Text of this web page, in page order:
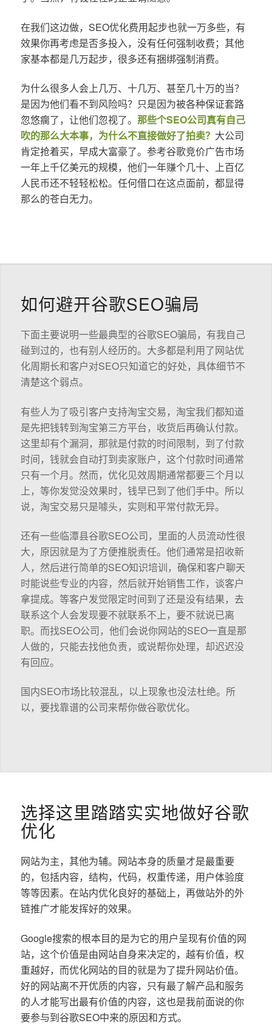
在我们这边做，SEO优化费用起步也就一万多些，有
效果你再考虑是否多投入，没有任何强制收费；其他
家基本都是几万起步，很多还有捆绑强制消费。
为什么很多人会上几万、十几万、甚至几十万的当？
是因为他们看不到风险吗？只是因为被各种保证套路
忽悠瘸了，让他们忽视了。 那些个SEO公司真有自己
吹的那么大本事，为什么不直接做好了拍卖？ 大公司
肯定抢着买，早成大富豪了。参考谷歌竞价广告市场
一年上千亿美元的规模，他们一年赚个几十、上百亿
人民币还不轻轻松松。任何借口在这点面前，都显得
那么的苍白无力。
如何避开谷歌SEO骗局
下面主要说明一些最典型的谷歌SEO骗局，有我自己
碰到过的，也有别人经历的。大多都是利用了网站优
化周期长和客户对SEO只知道它的好处，具体细节不
清楚这个弱点。
有些人为了吸引客户支持淘宝交易，淘宝我们都知道
是先把钱转到淘宝第三方平台，收货后再确认付款。
这里却有个漏洞，那就是付款的时间限制，到了付款
时间，钱就会自动打到卖家账户，这个付款时间通常
只有一个月。然而，优化见效周期通常都要三个月以
上，等你发觉没效果时，钱早已到了他们手中。所以
说，淘宝交易只是噱头，实则和平常付款无异。
还有一些临潭县谷歌SEO公司，里面的人员流动性很
大，原因就是为了方便推脱责任。他们通常是招收新
人，然后进行简单的SEO知识培训，确保和客户聊天
时能说些专业的内容，然后就开始销售工作，谈客户
拿提成。等客户发觉限定时间到了还是没有结果，去
联系这个人会发现要不就联系不上，要不就说已离
职。而找SEO公司，他们会说你网站的SEO一直是那
人做的，只能去找他负责，或说帮你处理，却迟迟没
有回应。
国内SEO市场比较混乱，以上现象也没法杜绝。所
以，要找靠谱的公司来帮你做谷歌优化。
选择这里踏踏实实地做好谷歌
优化
网站为主，其他为辅。网站本身的质量才是最重要
的，包括内容，结构，代码，权重传递，用户体验度
等等因素。在站内优化良好的基础上，再做站外的外
链推广才能发挥好的效果。
Google搜索的根本目的是为它的用户呈现有价值的网
站，这个价值是由网站自身来决定的，越有价值，权
重越好，而优化网站的目的就是为了提升网站价值。
好的网站离不开优质的内容，只有最了解产品和服务
的人才能写出最有价值的内容，这也是我前面说的你
要参与到谷歌SEO中来的原因和方式。